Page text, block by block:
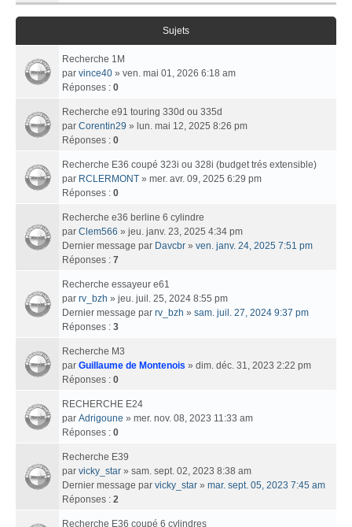
Sujets
Recherche 1M
par vince40 » ven. mai 01, 2026 6:18 am
Réponses : 0
Recherche e91 touring 330d ou 335d
par Corentin29 » lun. mai 12, 2025 8:26 pm
Réponses : 0
Recherche E36 coupé 323i ou 328i (budget trés extensible)
par RCLERMONT » mer. avr. 09, 2025 6:29 pm
Réponses : 0
Recherche e36 berline 6 cylindre
par Clem566 » jeu. janv. 23, 2025 4:34 pm
Dernier message par Davcbr » ven. janv. 24, 2025 7:51 pm
Réponses : 7
Recherche essayeur e61
par rv_bzh » jeu. juil. 25, 2024 8:55 pm
Dernier message par rv_bzh » sam. juil. 27, 2024 9:37 pm
Réponses : 3
Recherche M3
par Guillaume de Montenois » dim. déc. 31, 2023 2:22 pm
Réponses : 0
RECHERCHE E24
par Adrigoune » mer. nov. 08, 2023 11:33 am
Réponses : 0
Recherche E39
par vicky_star » sam. sept. 02, 2023 8:38 am
Dernier message par vicky_star » mar. sept. 05, 2023 7:45 am
Réponses : 2
Recherche E36 coupé 6 cylindres